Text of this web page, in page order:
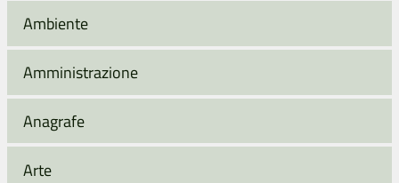
Ambiente
Amministrazione
Anagrafe
Arte